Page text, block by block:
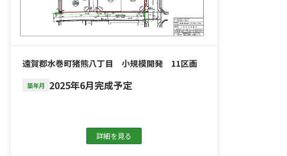
遠賀郡水巻町猪熊八丁目 小規模開発 11区画
築年月 2025年6月完成予定
詳細を見る